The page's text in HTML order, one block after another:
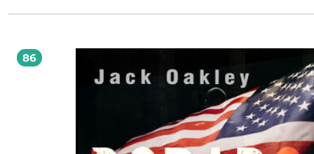
tajemnic Kościoła. Może być czytana bez zachowania kolejności serii. Może być
przez kilka dekad pracował dla międzynarodowej instytucji w Rzymie.
86